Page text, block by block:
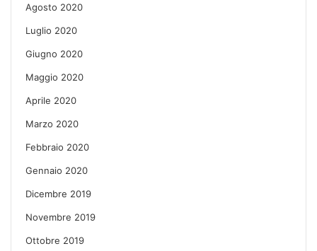
Agosto 2020
Luglio 2020
Giugno 2020
Maggio 2020
Aprile 2020
Marzo 2020
Febbraio 2020
Gennaio 2020
Dicembre 2019
Novembre 2019
Ottobre 2019